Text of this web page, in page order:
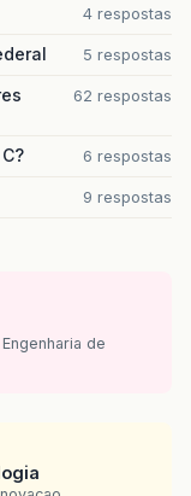
4 respostas
5 respostas
62 respostas
6 respostas
9 respostas
de